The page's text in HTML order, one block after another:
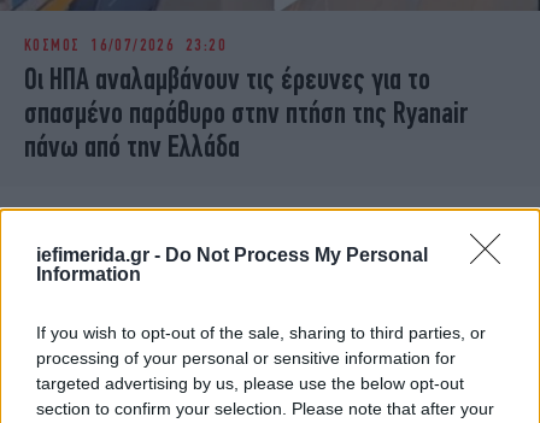
iefimerida.gr - Do Not Process My Personal
Information
If you wish to opt-out of the sale, sharing to third parties, or
processing of your personal or sensitive information for
targeted advertising by us, please use the below opt-out
section to confirm your selection. Please note that after your
ΚΟΣΜΟΣ 16/07/2026 23:20
Οι ΗΠΑ αναλαμβάνουν τις έρευνες για το
σπασμένο παράθυρο στην πτήση της Ryanair
πάνω από την Ελλάδα